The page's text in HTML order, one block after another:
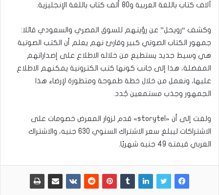
آلاف كتاب باللغة العربية و80 ألف كتاب باللغة الإنجليزية.
وكشف “رويحل” عن رؤيتهم للسوق المصري والسعودي قائلا:
جمهور الكتاب الصوتي كبير وقارئ نهم يعلم أن الكتب الصوتية
هي وسيط جديد يستطيع من خلاله الاطلاع على إصداراتهم
المفضلة، هذا إلى جانب كونها كتب الكترونية يمكنهم الاطلاع
عليها، ونعمل من خلال خطة طموحة ومتطورة لإرضاء هذا
الجمهور وجذب مستمعين جٌدد.
ولفت إلى أن «storytel» قدم لزوار المعرض خصومات على
الاشتراكات ليبلغ سعر الاشتراك السنوي 630 جنيه، والاشتراك
العربي قيمته 49 جنيه شهريًا.